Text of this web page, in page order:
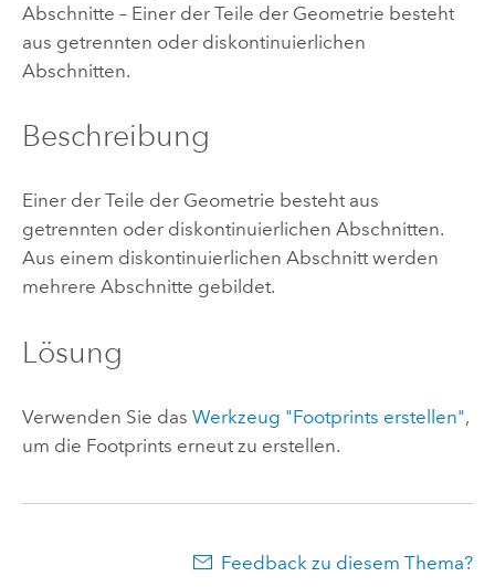
Abschnitte – Einer der Teile der Geometrie besteht
aus getrennten oder diskontinuierlichen
Abschnitten.
Beschreibung
Einer der Teile der Geometrie besteht aus
getrennten oder diskontinuierlichen Abschnitten.
Aus einem diskontinuierlichen Abschnitt werden
mehrere Abschnitte gebildet.
Lösung
Verwenden Sie das Werkzeug "Footprints erstellen",
um die Footprints erneut zu erstellen.
Feedback zu diesem Thema?